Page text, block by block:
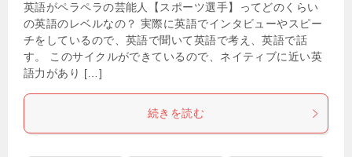
英語がペラペラの芸能人【スポーツ選手】ってどのくらい
の英語のレベルなの？ 実際に英語でインタビューやスピー
チをしているので、英語で聞いて英語で考え、英語で話
す。 このサイクルができているので、ネイティブに近い英
語力があり […]
続きを読む